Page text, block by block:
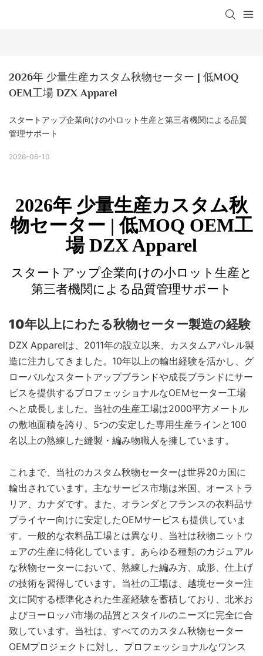
2026年 少量生産カスタム秋物セーター | 低MOQ
OEM工場 DZX Apparel
スタートアップ企業向けの小ロット生産と第三者機関による品質
管理サポート
2026-06-10
2026年 少量生産カスタム秋
物セーター | 低MOQ OEM工
場 DZX Apparel
スタートアップ企業向けの小ロット生産と
第三者機関による品質管理サポート
10年以上にわたる秋物セーター製造の経験
DZX Apparelは、2011年の設立以来、カスタムアパレル製
造に注力してきました。10年以上の輸出経験を活かし、グ
ローバルなスタートアップブランドや成長ブランドにサー
ビスを提供するプロフェッショナルなOEMセーター工場
へと成長しました。当社の生産工場は2000平方メートル
の敷地面積を誇り、5つの安定した専用生産ラインと100
名以上の熟練した縫製・編み物職人を擁しています。
これまで、当社のカスタム秋物セーターは世界20カ国に
輸出されています。主なサービス市場は米国、オーストラ
リア、カナダです。また、オランダとフランスの衣料品サ
プライヤー向けに安定したOEMサービスも提供していま
す。一般的な衣料品工場とは異なり、当社は秋物ニットウ
ェアの生産に特化しています。あらゆる種類のカジュアル
な秋物セーターにおいて、熟練した編み方、成形、仕上げ
の技術を習得しています。当社の工場は、越境セーター注
文に関する標準化された生産経験を蓄積しており、北米お
よびヨーロッパ市場の品質とスタイルのニーズに完全に合
致しています。当社は、すべてのカスタム秋物セーター
OEMプロジェクトに対し、プロフェッショナルなワンス